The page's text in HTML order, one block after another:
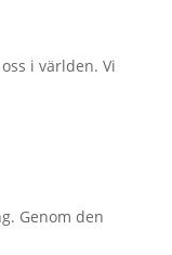
i världen. Vi
Genom den